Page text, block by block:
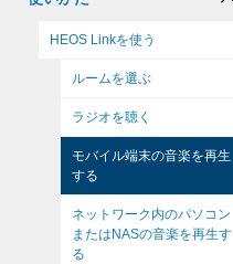
HEOS Linkを使う
ルームを選ぶ
ラジオを聴く
モバイル端末の音楽を再生
する
ネットワーク内のパソコン
またはNASの音楽を再生す
る